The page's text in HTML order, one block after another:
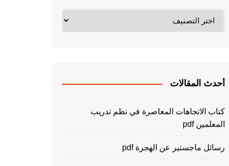
أحدث المقالات
كتاب الاتجاهات المعاصرة في نظم تدريب
المعلمين pdf
رسائل ماجستير عن الهجرة pdf